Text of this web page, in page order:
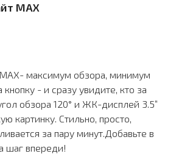
MAX
максимум обзора, минимум
- и сразу увидите, кто за
обзора 120° и ЖК-дисплей 3.5”
картинку. Стильно, просто,
за пару минут.Добавьте в
шаг впереди!